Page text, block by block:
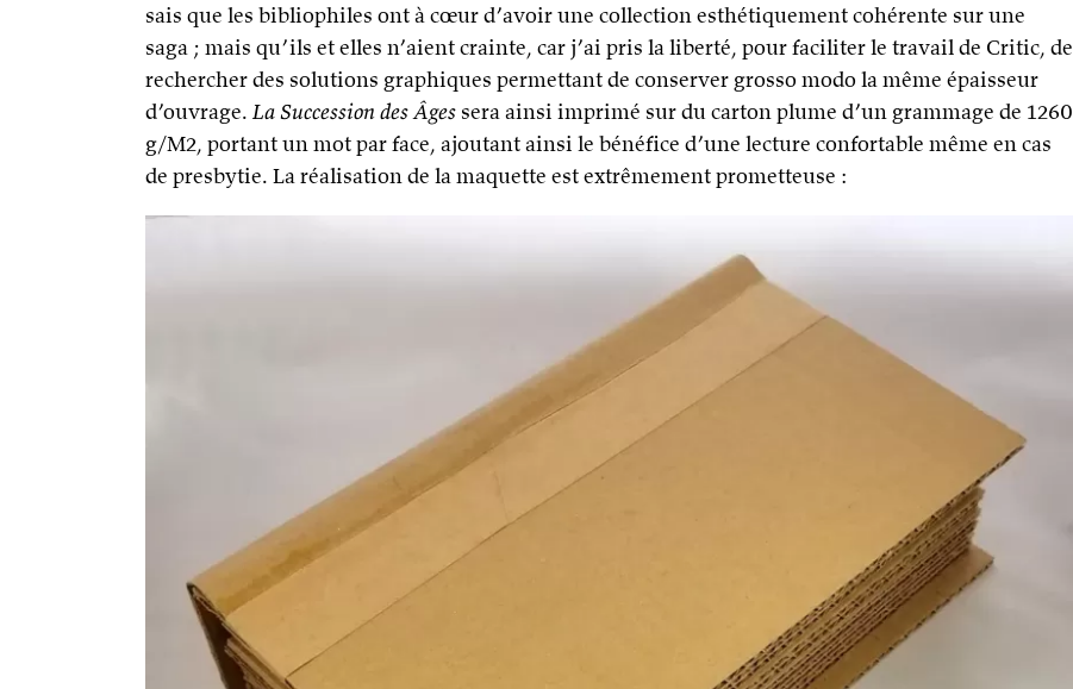
sais que les bibliophiles ont à cœur d’avoir une collection esthétiquement cohérente sur une
saga ; mais qu’ils et elles n’aient crainte, car j’ai pris la liberté, pour faciliter le travail de Critic, de
rechercher des solutions graphiques permettant de conserver grosso modo la même épaisseur
d’ouvrage. La Succession des Âges sera ainsi imprimé sur du carton plume d’un grammage de 1260
g/M2, portant un mot par face, ajoutant ainsi le bénéfice d’une lecture confortable même en cas
de presbytie. La réalisation de la maquette est extrêmement prometteuse :